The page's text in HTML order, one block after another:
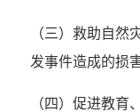
（三）救助自然
发事件造成的损害
（四）促进教育